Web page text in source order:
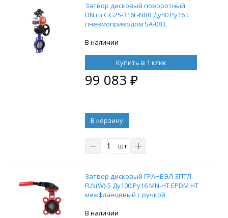
Затвор дисковый поворотный
DN.ru GG25-316L-NBR Ду40 Ру16 с
пневмоприводом SA-083,
220V, БКВ APL-210N и ручным
В наличии
Купить в 1 клик
99 083 ₽
В корзину
шт
Затвор дисковый ГРАНВЭЛ ЗПТЛ-
FLN(W)-5 Ду100 Ру16 MN-HT EPDM HT
межфланцевый с ручкой
В наличии